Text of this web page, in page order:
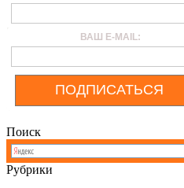
ВАШ E-MAIL:
ПОДПИСАТЬСЯ
Поиск
Рубрики